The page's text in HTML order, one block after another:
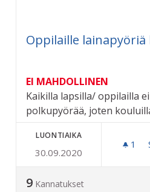
Oppilaille
EI MAHDOLLINEN
Kaikilla lapsilla/ oppilailla
polkupyörää, joten
LUONTIAIKA
30.09.2020
1
9 Kannatukset